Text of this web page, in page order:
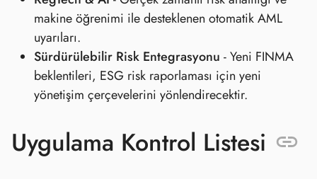
makine öğrenimi ile desteklenen otomatik AML
uyarıları.
Sürdürülebilir Risk Entegrasyonu - Yeni FINMA
beklentileri, ESG risk raporlaması için yeni
yönetişim çerçevelerini yönlendirecektir.
Uygulama Kontrol Listesi